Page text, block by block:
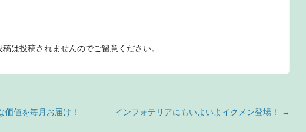
は投稿されませんのでご留意ください。
値を毎月お届け！ インフォテリアにもいよいよイクメン登場！ →